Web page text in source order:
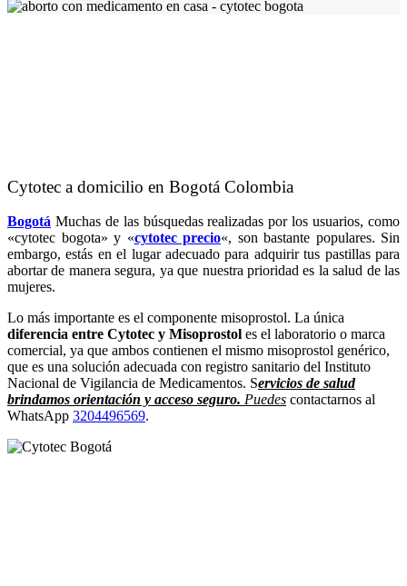
Cytotec a domicilio en Bogotá Colombia
Bogotá Muchas de las búsquedas realizadas por los usuarios, como
«cytotec bogota» y «cytotec precio«, son bastante populares. Sin
embargo, estás en el lugar adecuado para adquirir tus pastillas para
abortar de manera segura, ya que nuestra prioridad es la salud de las
mujeres.
Lo más importante es el componente misoprostol. La única
diferencia entre Cytotec y Misoprostol es el laboratorio o marca
comercial, ya que ambos contienen el mismo misoprostol genérico,
que es una solución adecuada con registro sanitario del Instituto
Nacional de Vigilancia de Medicamentos. Servicios de salud
brindamos orientación y acceso seguro. Puedes contactarnos al
WhatsApp 3204496569.